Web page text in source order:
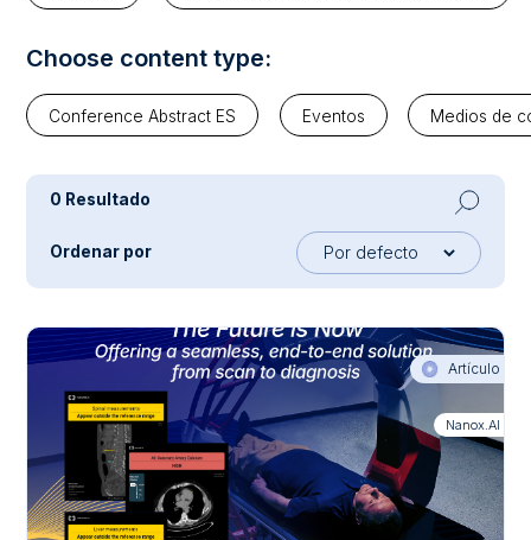
Choose content type:
Conference Abstract ES Eventos Medios de
0 Resultado
Ordenar por
Artículo
Nanox.AI